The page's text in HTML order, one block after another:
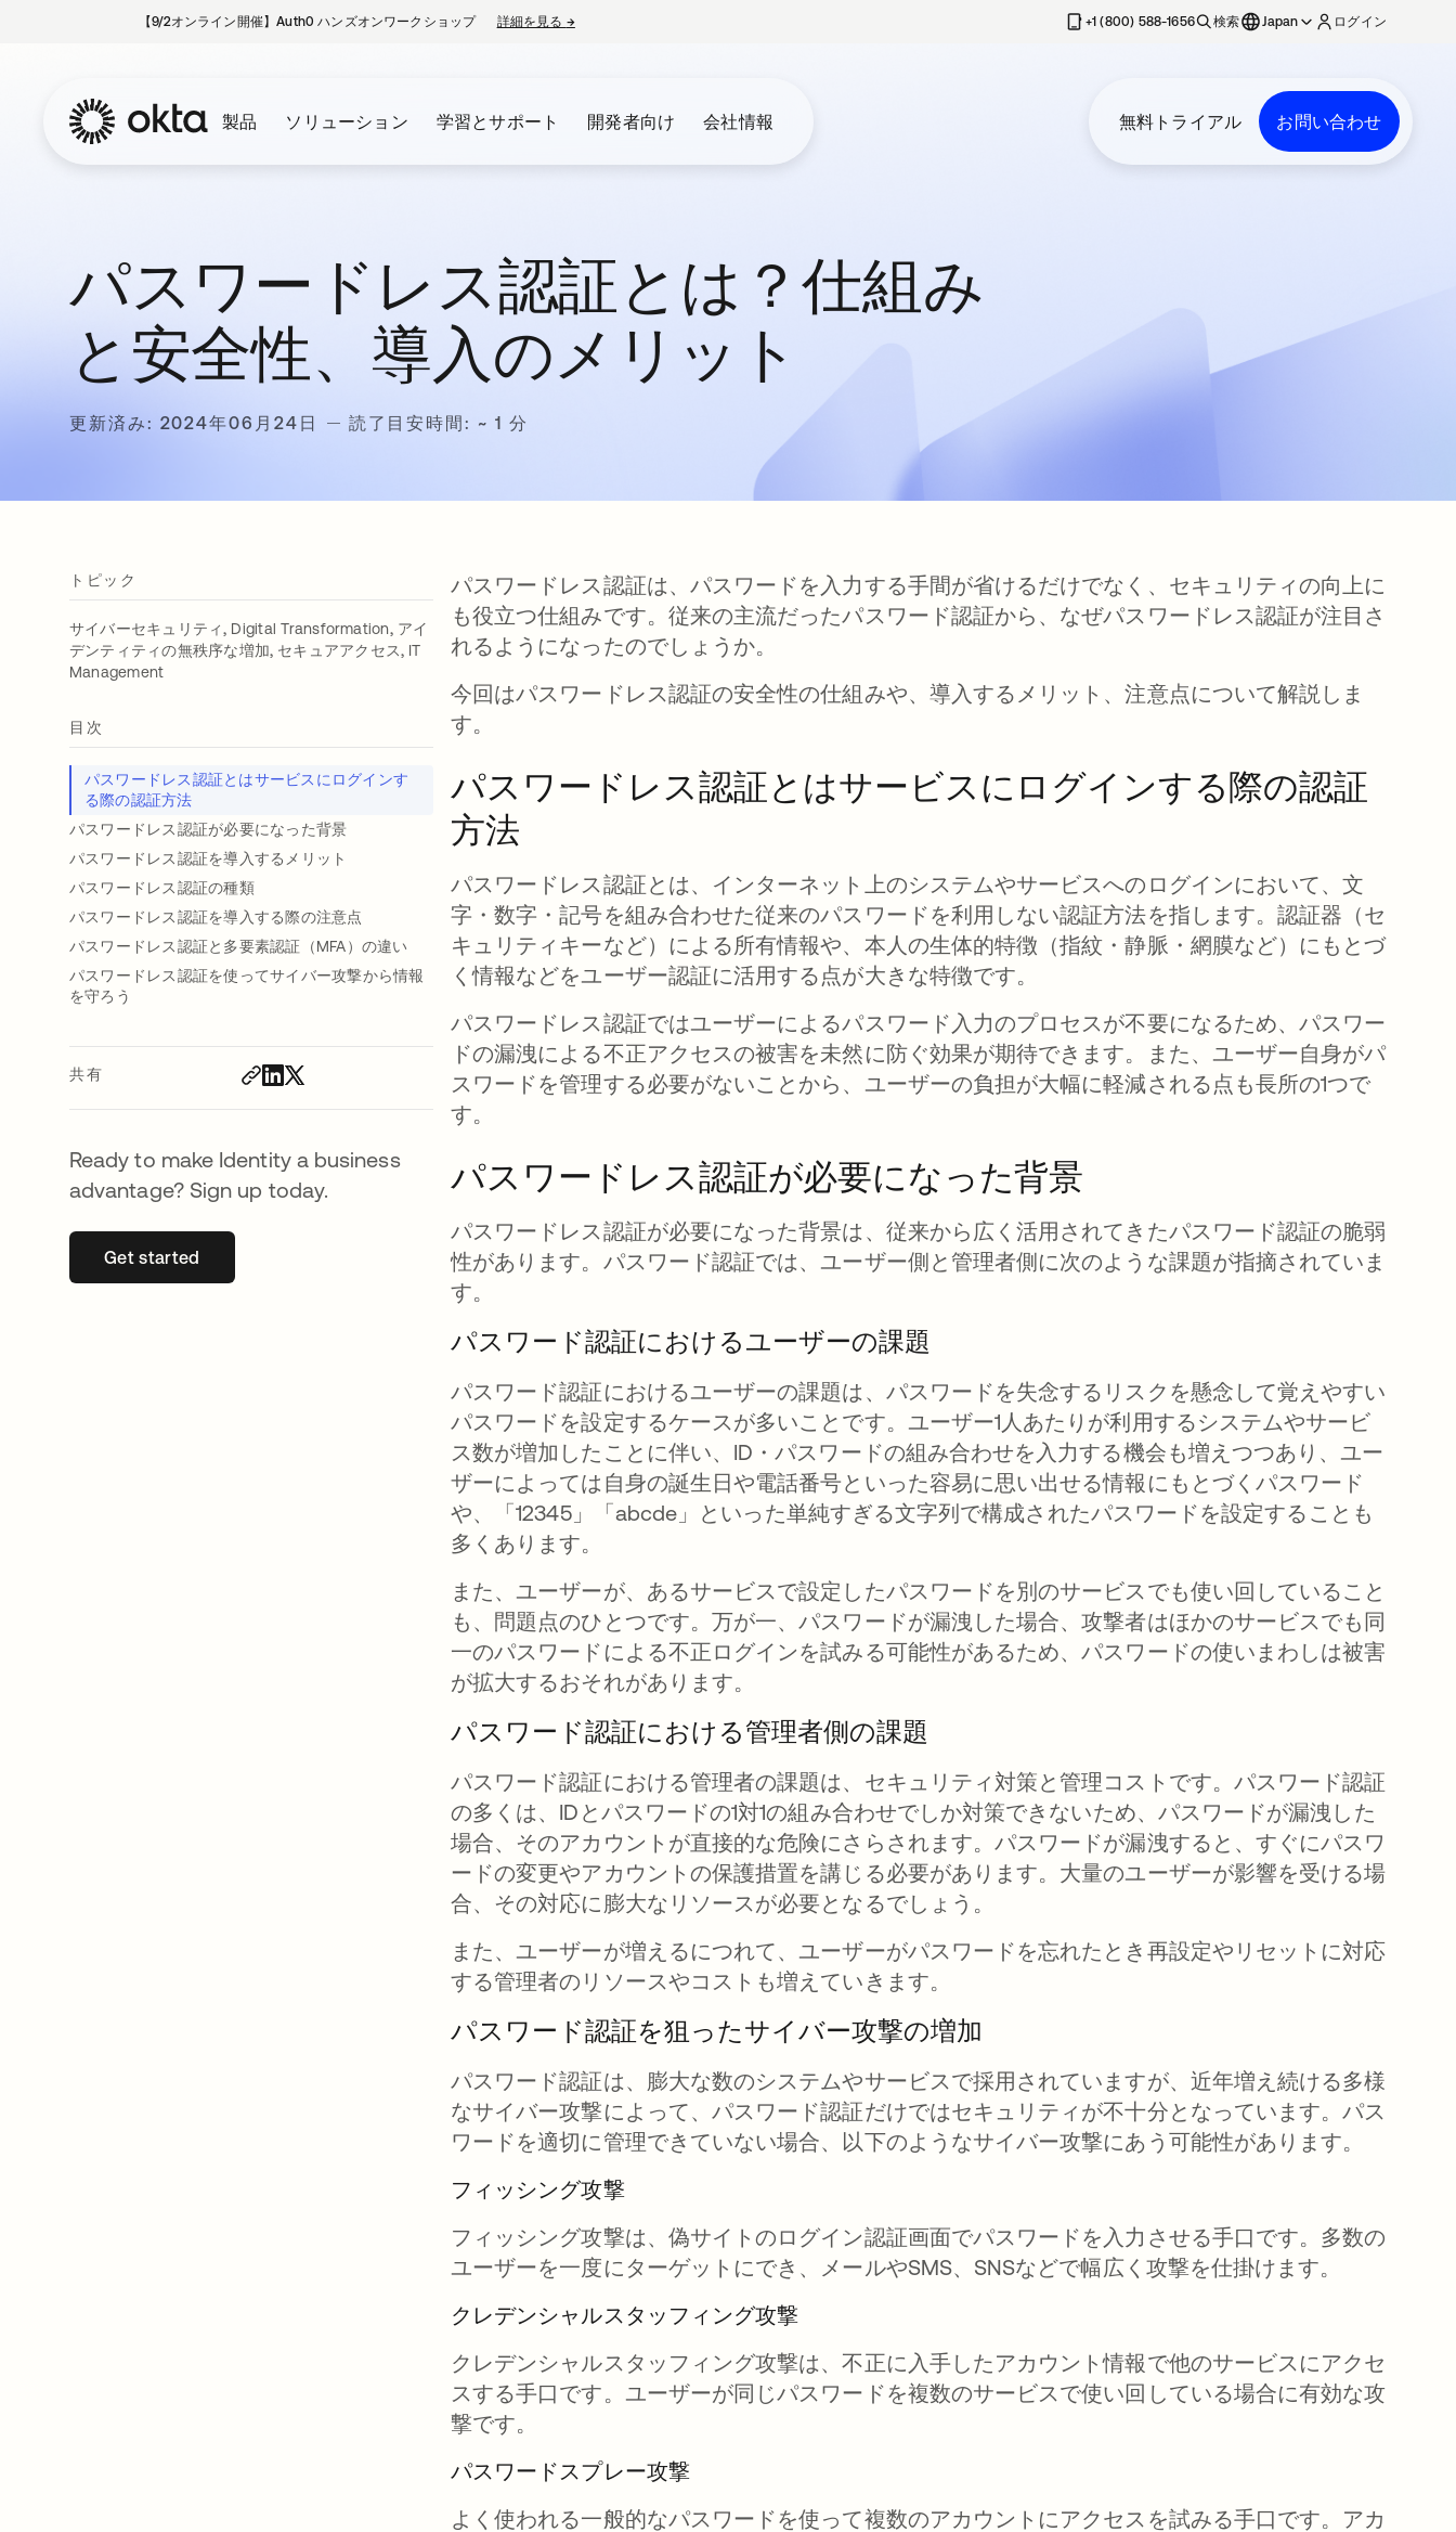
【9/2オンライン開催】Auth0 ハンズオンワークショップ 詳細を見る →新しいタブで開く +1 (800) 588-1656 検索 Japan ログイン
製品 ソリューション 学習とサポート 開発者向け 会社情報 無料トライアル お問い合わせ
パスワードレス認証とは？仕組み
と安全性、導入のメリット
更新済み: 2024年06月24日 読了目安時間: ~ 1 分
トピック
サイバーセキュリティ, Digital Transformation, アイ
デンティティの無秩序な増加, セキュアアクセス, IT
Management
目次
パスワードレス認証とはサービスにログインす
る際の認証方法
パスワードレス認証が必要になった背景
パスワードレス認証を導入するメリット
パスワードレス認証の種類
パスワードレス認証を導入する際の注意点
パスワードレス認証と多要素認証（MFA）の違い
パスワードレス認証を使ってサイバー攻撃から情報
を守ろう
共有
Ready to make Identity a business
advantage? Sign up today.
Get started新しいタブで開く
パスワードレス認証は、パスワードを入力する手間が省けるだけでなく、セキュリティの向上に
も役立つ仕組みです。従来の主流だったパスワード認証から、なぜパスワードレス認証が注目さ
れるようになったのでしょうか。
今回はパスワードレス認証の安全性の仕組みや、導入するメリット、注意点について解説しま
す。
パスワードレス認証とはサービスにログインする際の認証
方法
パスワードレス認証とは、インターネット上のシステムやサービスへのログインにおいて、文
字・数字・記号を組み合わせた従来のパスワードを利用しない認証方法を指します。認証器（セ
キュリティキーなど）による所有情報や、本人の生体的特徴（指紋・静脈・網膜など）にもとづ
く情報などをユーザー認証に活用する点が大きな特徴です。
パスワードレス認証ではユーザーによるパスワード入力のプロセスが不要になるため、パスワー
ドの漏洩による不正アクセスの被害を未然に防ぐ効果が期待できます。また、ユーザー自身がパ
スワードを管理する必要がないことから、ユーザーの負担が大幅に軽減される点も長所の1つで
す。
パスワードレス認証が必要になった背景
パスワードレス認証が必要になった背景は、従来から広く活用されてきたパスワード認証の脆弱
性があります。パスワード認証では、ユーザー側と管理者側に次のような課題が指摘されていま
す。
パスワード認証におけるユーザーの課題
パスワード認証におけるユーザーの課題は、パスワードを失念するリスクを懸念して覚えやすい
パスワードを設定するケースが多いことです。ユーザー1人あたりが利用するシステムやサービ
ス数が増加したことに伴い、ID・パスワードの組み合わせを入力する機会も増えつつあり、ユー
ザーによっては自身の誕生日や電話番号といった容易に思い出せる情報にもとづくパスワード
や、「12345」「abcde」といった単純すぎる文字列で構成されたパスワードを設定することも
多くあります。
また、ユーザーが、あるサービスで設定したパスワードを別のサービスでも使い回していること
も、問題点のひとつです。万が一、パスワードが漏洩した場合、攻撃者はほかのサービスでも同
一のパスワードによる不正ログインを試みる可能性があるため、パスワードの使いまわしは被害
が拡大するおそれがあります。
パスワード認証における管理者側の課題
パスワード認証における管理者の課題は、セキュリティ対策と管理コストです。パスワード認証
の多くは、IDとパスワードの1対1の組み合わせでしか対策できないため、パスワードが漏洩した
場合、そのアカウントが直接的な危険にさらされます。パスワードが漏洩すると、すぐにパスワ
ードの変更やアカウントの保護措置を講じる必要があります。大量のユーザーが影響を受ける場
合、その対応に膨大なリソースが必要となるでしょう。
また、ユーザーが増えるにつれて、ユーザーがパスワードを忘れたとき再設定やリセットに対応
する管理者のリソースやコストも増えていきます。
パスワード認証を狙ったサイバー攻撃の増加
パスワード認証は、膨大な数のシステムやサービスで採用されていますが、近年増え続ける多様
なサイバー攻撃によって、パスワード認証だけではセキュリティが不十分となっています。パス
ワードを適切に管理できていない場合、以下のようなサイバー攻撃にあう可能性があります。
フィッシング攻撃
フィッシング攻撃は、偽サイトのログイン認証画面でパスワードを入力させる手口です。多数の
ユーザーを一度にターゲットにでき、メールやSMS、SNSなどで幅広く攻撃を仕掛けます。
クレデンシャルスタッフィング攻撃
クレデンシャルスタッフィング攻撃は、不正に入手したアカウント情報で他のサービスにアクセ
スする手口です。ユーザーが同じパスワードを複数のサービスで使い回している場合に有効な攻
撃です。
パスワードスプレー攻撃
よく使われる一般的なパスワードを使って複数のアカウントにアクセスを試みる手口です。アカ